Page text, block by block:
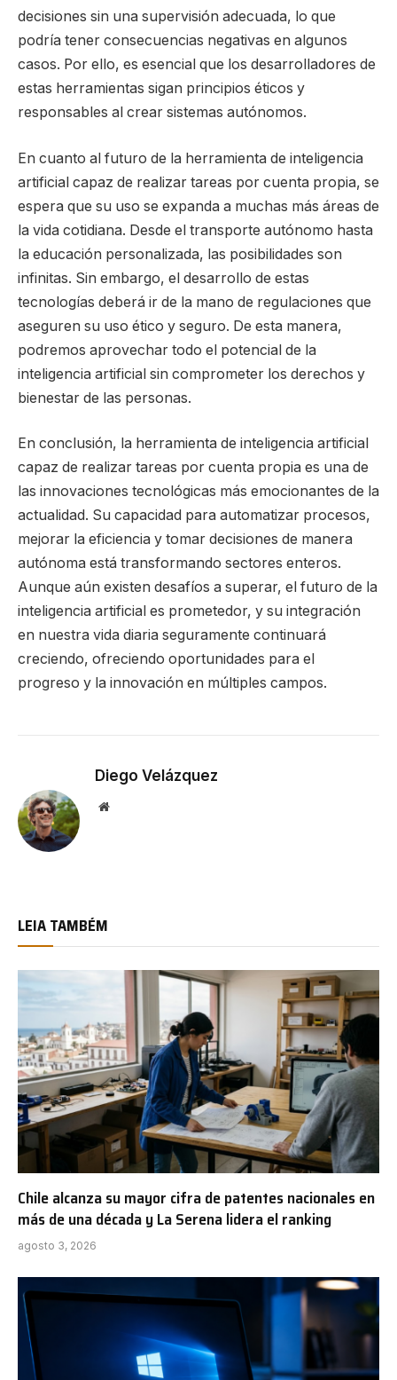
decisiones sin una supervisión adecuada, lo que
podría tener consecuencias negativas en algunos
casos. Por ello, es esencial que los desarrolladores de
estas herramientas sigan principios éticos y
responsables al crear sistemas autónomos.
En cuanto al futuro de la herramienta de inteligencia
artificial capaz de realizar tareas por cuenta propia, se
espera que su uso se expanda a muchas más áreas de
la vida cotidiana. Desde el transporte autónomo hasta
la educación personalizada, las posibilidades son
infinitas. Sin embargo, el desarrollo de estas
tecnologías deberá ir de la mano de regulaciones que
aseguren su uso ético y seguro. De esta manera,
podremos aprovechar todo el potencial de la
inteligencia artificial sin comprometer los derechos y
bienestar de las personas.
En conclusión, la herramienta de inteligencia artificial
capaz de realizar tareas por cuenta propia es una de
las innovaciones tecnológicas más emocionantes de la
actualidad. Su capacidad para automatizar procesos,
mejorar la eficiencia y tomar decisiones de manera
autónoma está transformando sectores enteros.
Aunque aún existen desafíos a superar, el futuro de la
inteligencia artificial es prometedor, y su integración
en nuestra vida diaria seguramente continuará
creciendo, ofreciendo oportunidades para el
progreso y la innovación en múltiples campos.
Diego Velázquez
Website
LEIA TAMBÉM
Chile alcanza su mayor cifra de patentes nacionales en
más de una década y La Serena lidera el ranking
agosto 3, 2026